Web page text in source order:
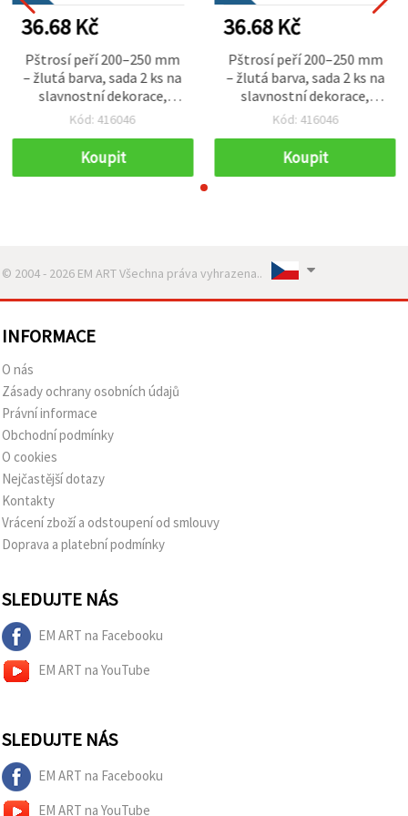
36.68 Kč
Pštrosí peří 200–250 mm
– žlutá barva, sada 2 ks na
slavnostní dekorace,
kostýmy a kreativní
Kód: 416046
Koupit
36.68 Kč
Pštrosí peří 200–250 mm
– žlutá barva, sada 2 ks na
slavnostní dekorace,
kostýmy a kreativní
Kód: 416046
Koupit
© 2004 - 2026 EM ART Všechna práva vyhrazena..
INFORMACE
O nás
Zásady ochrany osobních údajů
Právní informace
Obchodní podmínky
O cookies
Nejčastější dotazy
Kontakty
Vrácení zboží a odstoupení od smlouvy
Doprava a platební podmínky
SLEDUJTE NÁS
EM ART na Facebooku
EM ART na YouTube
SLEDUJTE NÁS
EM ART na Facebooku
EM ART na YouTube